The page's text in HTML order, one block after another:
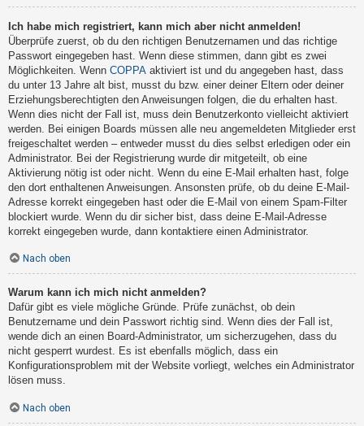
Ich habe mich registriert, kann mich aber nicht anmelden!
Überprüfe zuerst, ob du den richtigen Benutzernamen und das richtige
Passwort eingegeben hast. Wenn diese stimmen, dann gibt es zwei
Möglichkeiten. Wenn COPPA aktiviert ist und du angegeben hast, dass
du unter 13 Jahre alt bist, musst du bzw. einer deiner Eltern oder deiner
Erziehungsberechtigten den Anweisungen folgen, die du erhalten hast.
Wenn dies nicht der Fall ist, muss dein Benutzerkonto vielleicht aktiviert
werden. Bei einigen Boards müssen alle neu angemeldeten Mitglieder erst
freigeschaltet werden – entweder musst du dies selbst erledigen oder ein
Administrator. Bei der Registrierung wurde dir mitgeteilt, ob eine
Aktivierung nötig ist oder nicht. Wenn du eine E-Mail erhalten hast, folge
den dort enthaltenen Anweisungen. Ansonsten prüfe, ob du deine E-Mail-
Adresse korrekt eingegeben hast oder die E-Mail von einem Spam-Filter
blockiert wurde. Wenn du dir sicher bist, dass deine E-Mail-Adresse
korrekt eingegeben wurde, dann kontaktiere einen Administrator.
Nach oben
Warum kann ich mich nicht anmelden?
Dafür gibt es viele mögliche Gründe. Prüfe zunächst, ob dein
Benutzername und dein Passwort richtig sind. Wenn dies der Fall ist,
wende dich an einen Board-Administrator, um sicherzugehen, dass du
nicht gesperrt wurdest. Es ist ebenfalls möglich, dass ein
Konfigurationsproblem mit der Website vorliegt, welches ein Administrator
lösen muss.
Nach oben